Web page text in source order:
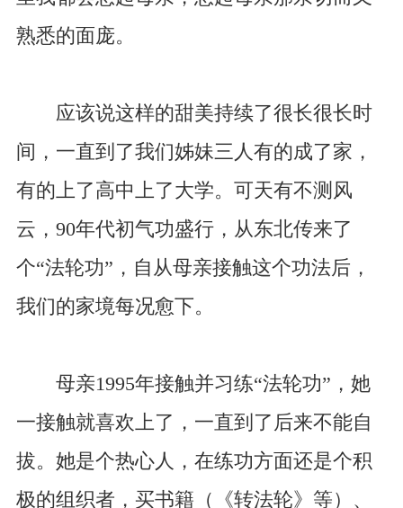
熟悉的面庞。
应该说这样的甜美持续了很长很长时
间，一直到了我们姊妹三人有的成了家，
有的上了高中上了大学。可天有不测风
云，90年代初气功盛行，从东北传来了
个“法轮功”，自从母亲接触这个功法后，
我们的家境每况愈下。
母亲1995年接触并习练“法轮功”，她
一接触就喜欢上了，一直到了后来不能自
拔。她是个热心人，在练功方面还是个积
极的组织者，买书籍（《转法轮》等）、